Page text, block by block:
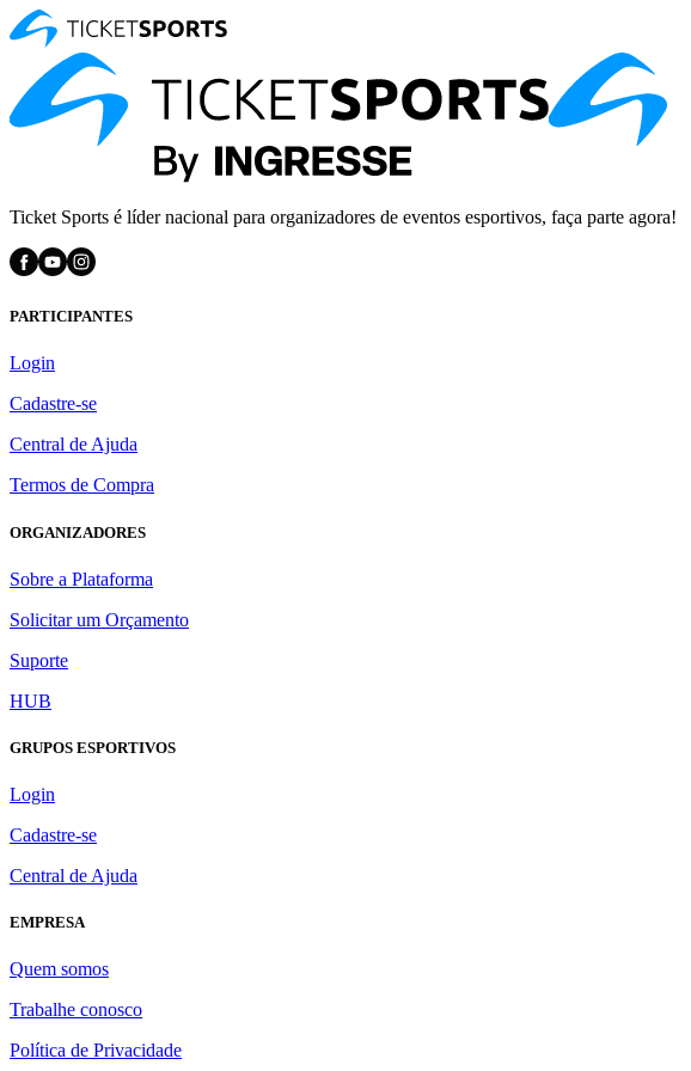
Ticket Sports é líder nacional para organizadores de eventos esportivos, faça parte agora!
PARTICIPANTES
Login
Cadastre-se
Central de Ajuda
Termos de Compra
ORGANIZADORES
Sobre a Plataforma
Solicitar um Orçamento
Suporte
HUB
GRUPOS ESPORTIVOS
Login
Cadastre-se
Central de Ajuda
EMPRESA
Quem somos
Trabalhe conosco
Política de Privacidade